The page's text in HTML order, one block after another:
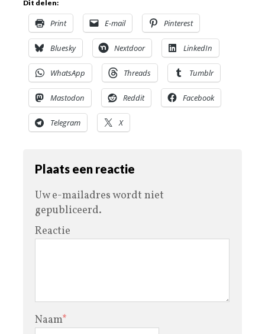
Dit delen:
Print E-mail Pinterest
Bluesky Nextdoor LinkedIn
WhatsApp Threads Tumblr
Mastodon Reddit Facebook
Telegram X
Plaats een reactie
Uw e-mailadres wordt niet
gepubliceerd.
Reactie
Naam*